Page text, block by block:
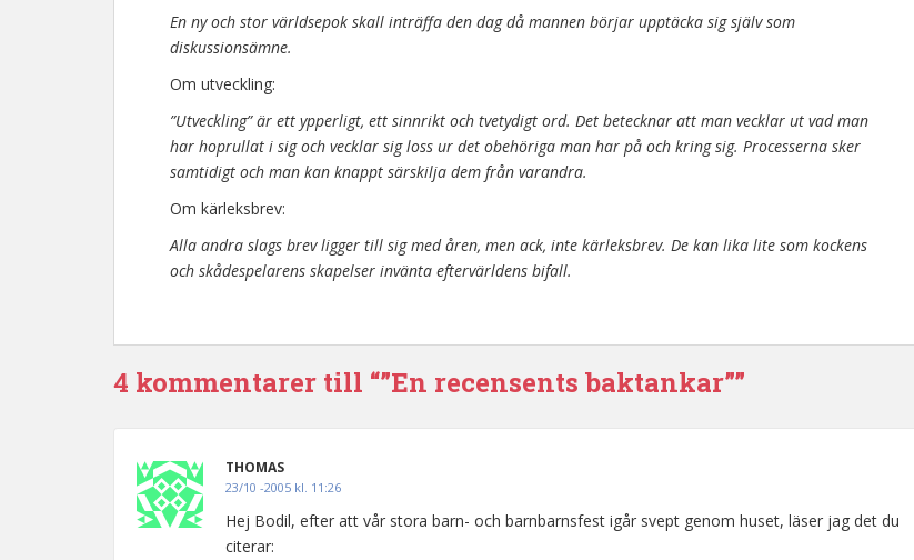
En ny och stor världsepok skall inträffa den dag då mannen börjar upptäcka sig själv som
diskussionsämne.
Om utveckling:
”Utveckling” är ett ypperligt, ett sinnrikt och tvetydigt ord. Det betecknar att man vecklar ut vad man
har hoprullat i sig och vecklar sig loss ur det obehöriga man har på och kring sig. Processerna sker
samtidigt och man kan knappt särskilja dem från varandra.
Om kärleksbrev:
Alla andra slags brev ligger till sig med åren, men ack, inte kärleksbrev. De kan lika lite som kockens
och skådespelarens skapelser invänta eftervärldens bifall.
4 kommentarer till “”En recensents baktankar””
THOMAS
23/10 -2005 kl. 11:26
Hej Bodil, efter att vår stora barn- och barnbarnsfest igår svept genom huset, läser jag det du
citerar: